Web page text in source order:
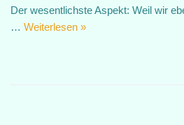
Der wesentlichste Aspekt: Weil wir
… Weiterlesen »